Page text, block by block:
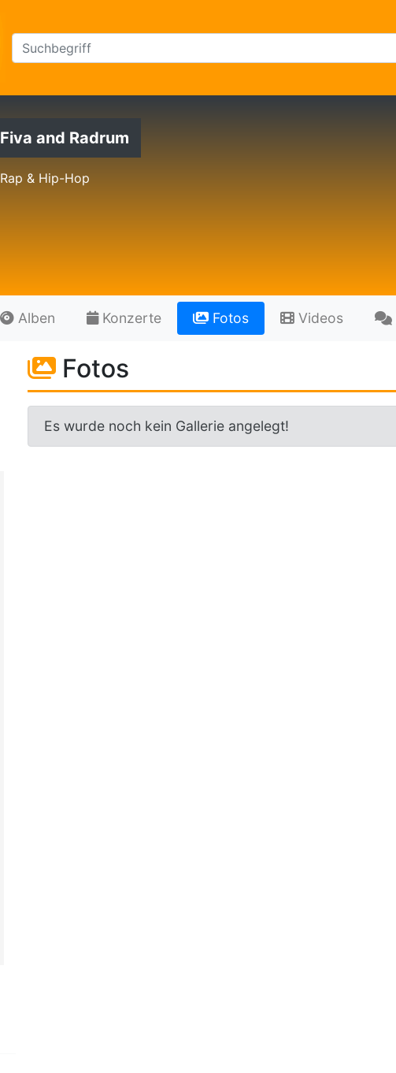
Fiva and Radrum
Rap & Hip-Hop
Alben Konzerte Fotos Videos
Fotos
Es wurde noch kein Gallerie angelegt!